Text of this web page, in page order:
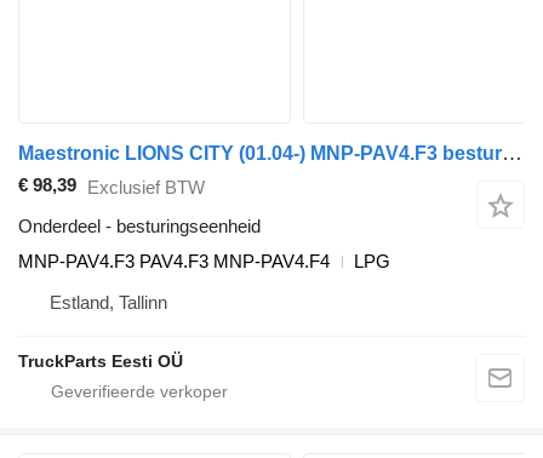
Maestronic LIONS CITY (01.04-) MNP-PAV4.F3 besturingseenheid voor MAN bus
€ 98,39 Exclusief BTW
Onderdeel - besturingseenheid
MNP-PAV4.F3 PAV4.F3 MNP-PAV4.F4
LPG
Estland, Tallinn
TruckParts Eesti OÜ